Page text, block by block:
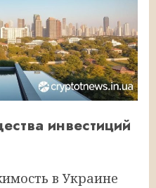
инвестиций
в Украине